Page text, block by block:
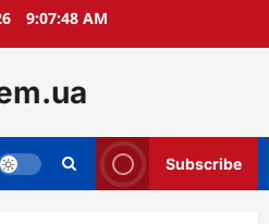
9:07:49 AM
Subscribe